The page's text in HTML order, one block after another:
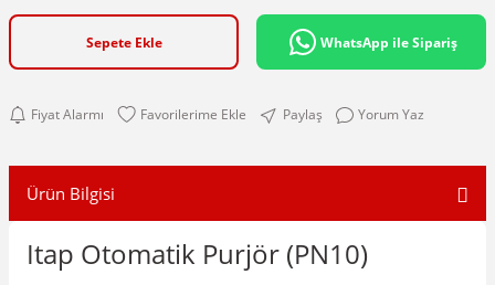
Sepete Ekle WhatsApp ile Sipariş
Fiyat Alarmı Paylaş Yorum Yaz
Ürün Bilgisi
Itap Otomatik Purjör (PN10)